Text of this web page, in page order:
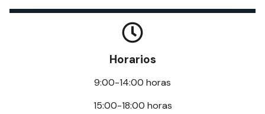
Horarios
9:00-14:00 horas
15:00-18:00 horas